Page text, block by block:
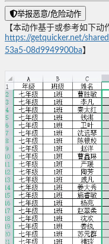
举报恶意/危险动作
【本动作基于或参考如下动
https://getquicker.net/
53a5-08d9949900ba 】